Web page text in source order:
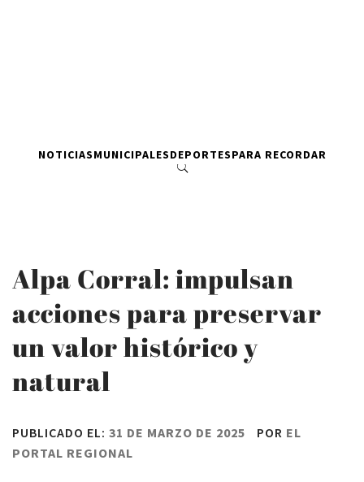
NOTICIASMUNICIPALESDEPORTESPARA RECORDAR
Alpa Corral: impulsan
acciones para preservar
un valor histórico y
natural
PUBLICADO EL: 31 DE MARZO DE 2025 POR EL
PORTAL REGIONAL